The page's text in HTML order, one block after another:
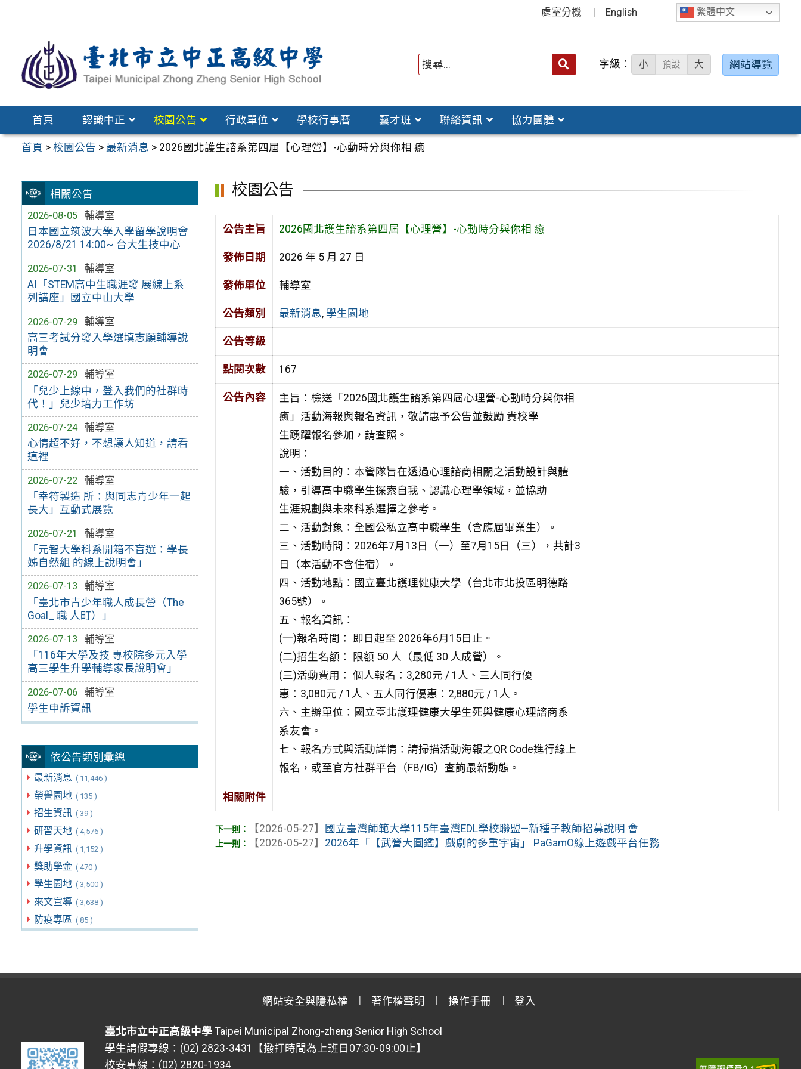
區
繁體中文
處室分機 English
字級： 小 預設 大 網站導覽
首頁 認識中正 校園公告 行政單位 學校行事曆 藝才班 聯絡資訊 協力團體
首頁 >校園公告 > 最新消息 > 2026國北護生諮系第四屆【心理營】-心動時分與你相 癒
相關公告
2026-08-05
輔導室
日本國立筑波大學入學留學說明會
2026/8/21 14:00~ 台大生技中心
2026-07-31
輔導室
AI「STEM高中生職涯發 展線上系
列講座」國立中山大學
2026-07-29
輔導室
高三考試分發入學選填志願輔導說
明會
2026-07-29
輔導室
「兒少上線中，登入我們的社群時
代！」兒少培力工作坊
2026-07-24
輔導室
心情超不好，不想讓人知道，請看
這裡
2026-07-22
輔導室
「幸符製造 所：與同志青少年一起
長大」互動式展覽
2026-07-21
輔導室
「元智大學科系開箱不盲選：學長
姊自然組 的線上說明會」
2026-07-13
輔導室
「臺北市青少年職人成長營（The
Goal_ 職 人町）」
2026-07-13
輔導室
「116年大學及技 專校院多元入學
高三學生升學輔導家長說明會」
2026-07-06
輔導室
學生申訴資訊
依公告類別彙總
最新消息 ( 11,446 )
榮譽園地 ( 135 )
招生資訊 ( 39 )
研習天地 ( 4,576 )
升學資訊 ( 1,152 )
獎助學金 ( 470 )
學生園地 ( 3,500 )
來文宣導 ( 3,638 )
防疫專區 ( 85 )
校園公告
公告主旨 2026國北護生諮系第四屆【心理營】-心動時分與你相 癒
發佈日期 2026 年 5 月 27 日
發佈單位 輔導室
公告類別 最新消息, 學生園地
公告等級
點閱次數 167
公告內容
主旨：檢送「2026國北護生諮系第四屆心理營-心動時分與你相
癒」活動海報與報名資訊，敬請惠予公告並鼓勵 貴校學
生踴躍報名參加，請查照。
說明：
一、活動目的：本營隊旨在透過心理諮商相關之活動設計與體
驗，引導高中職學生探索自我、認識心理學領域，並協助
生涯規劃與未來科系選擇之參考。
二、活動對象：全國公私立高中職學生（含應屆畢業生）。
三、活動時間：2026年7月13日（一）至7月15日（三），共計3
日（本活動不含住宿）。
四、活動地點：國立臺北護理健康大學（台北市北投區明德路
365號）。
五、報名資訊：
(一)報名時間： 即日起至 2026年6月15日止。
(二)招生名額： 限額 50 人（最低 30 人成營）。
(三)活動費用： 個人報名：3,280元 / 1人、三人同行優
惠：3,080元 / 1人、五人同行優惠：2,880元 / 1人。
六、主辦單位：國立臺北護理健康大學生死與健康心理諮商系
系友會。
七、報名方式與活動詳情：請掃描活動海報之QR Code進行線上
報名，或至官方社群平台（FB/IG）查詢最新動態。
相關附件
【2026-05-27】
國立臺灣師範大學115年臺灣EDL學校聯盟—新種子教師招募說明 會
【2026-05-27】 2026年「【武營大圖鑑】戲劇的多重宇宙」 PaGamO線上遊戲平台任務
網站安全與隱私權 著作權聲明 操作手冊 登入
臺北市立中正高級中學 Taipei Municipal Zhong-zheng Senior High School
學生請假專線：(02) 2823-3431【撥打時間為上班日07:30-09:00止】
校安專線：(02) 2820-1934